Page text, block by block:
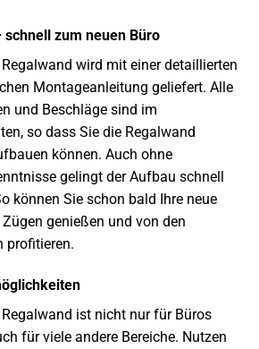
schnell zum neuen Büro
wird mit einer detaillierten
Montageanleitung geliefert. Alle
und Beschläge sind im
so dass Sie die Regalwand
können. Auch ohne
gelingt der Aufbau schnell
können Sie schon bald Ihre neue
genießen und von den
profitieren.
ist nicht nur für Büros
für viele andere Bereiche. Nutzen